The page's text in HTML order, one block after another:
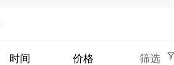
时间 价格 筛选